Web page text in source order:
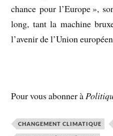
chance pour l’Europe »,
long, tant la machine
l’avenir de l’Union
Pour vous abonner à
CHANGEMENT CLIMATIQUE